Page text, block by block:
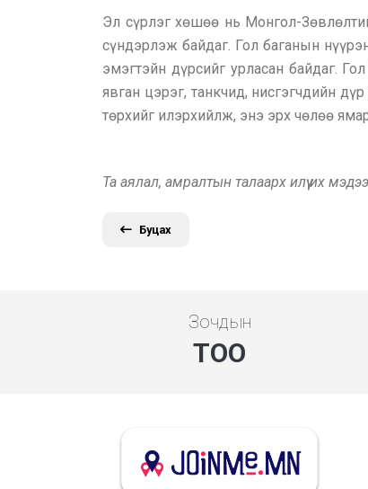
Эл сүрлэг хөшөө нь Монгол-
сүндэрлэж байдаг. Гол баганын
эмэгтэйн дүрсийг урласан байдаг.
явган цэрэг, танкчид, нисгэгчдийн
төрхийг илэрхийлж, энэ эрх чөлөө
Та аялал, амралтын талаарх илүү их
Буцах
Зочдын
ТОО